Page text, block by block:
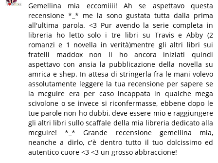
Gemellina mia eccomiiii! Ah se aspettavo questa
recensione *_* me la sono gustata tutta dalla prima
all'ultima parola. <3 Pur avendo la serie completa in
libreria ho letto solo i tre libri su Travis e Abby (2
romanzi e 1 novella in verità)mentre gli altri libri sui
fratelli maddox non li ho ancora iniziati quindi
aspettavo con ansia la pubblicazione della novella su
amrica e shep. In attesa di stringerla fra le mani volevo
assolutamente leggere la tua recensione per sapere se
la mcguire era per caso incappata in qualche mega
scivolone o se invece si riconfermasse, ebbene dopo le
tue parole non ho dubbi, deve essere mio e raggiungere
gli altri libri sullo scaffale della mia libreria dedicato alla
mcguire! *_* Grande recensione gemellina mia,
neanche a dirlo, c'è dentro tutto il tuo dolcissimo ed
autentico cuore <3 <3 un grosso abbraccione!